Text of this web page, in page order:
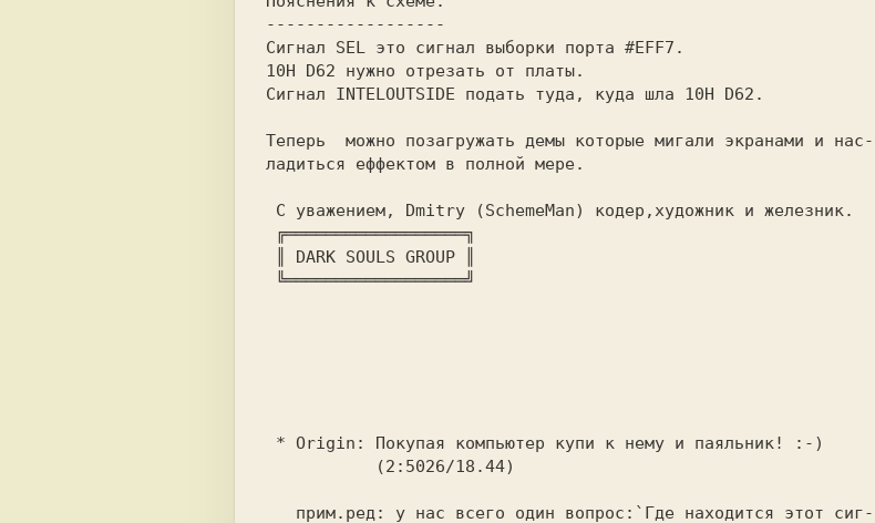
------------------
Сигнал SEL это сигнал выборки порта #EFF7.
10Н D62 нужно отрезать от платы.
Сигнал INTELOUTSIDE подать туда, куда шла 10Н D62.
Теперь  можно позагружать демы которые мигали экранами и нас-
ладиться еффектом в полной мере.
C уважением, Dmitry (SchemeMan) кодер,художник и железник.
╔══════════════════╗
║ DARK SOULS GROUP ║
╚══════════════════╝
* Origin: Покупая компьютер купи к нему и паяльник! :-)
           (2:5026/18.44)
прим.ред: у нас всего один вопрос:`Где находится этот сиг-